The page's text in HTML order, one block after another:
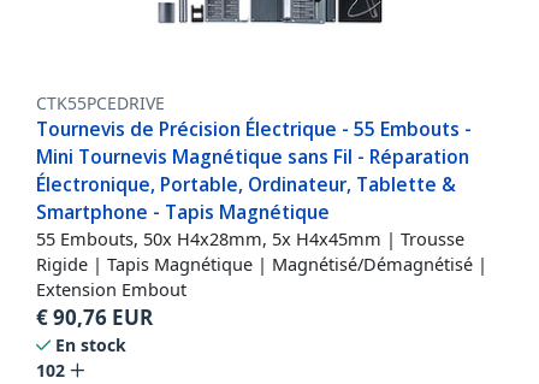
CTK55PCEDRIVE
Tournevis de Précision Électrique - 55 Embouts -
Mini Tournevis Magnétique sans Fil - Réparation
Électronique, Portable, Ordinateur, Tablette &
Smartphone - Tapis Magnétique
55 Embouts, 50x H4x28mm, 5x H4x45mm | Trousse
Rigide | Tapis Magnétique | Magnétisé/Démagnétisé |
Extension Embout
€90,76 EUR
En stock
102